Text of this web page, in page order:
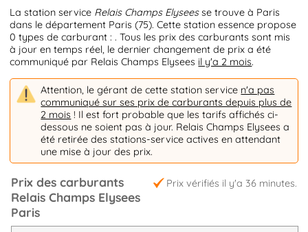
La station service Relais Champs Elyseesse trouve à Paris
dans le département Paris (75). Cette station essence propose
0 types de carburant : . Tous les prix des carburants sont mis
à jour en temps réel, le dernier changement de prix a été
communiqué par Relais Champs Elysees il y'a 2 mois.
Attention, le gérant de cette station service n'a pas
communiqué sur ses prix de carburants depuis plus de
2 mois ! Il est fort probable que les tarifs affichés ci-
dessous ne soient pas à jour. Relais Champs Elysees a
été retirée des stations-service actives en attendant
une mise à jour des prix.
Prix vérifiés il y'a 36 minutes.
Prix des carburants
Relais Champs Elysees
Paris